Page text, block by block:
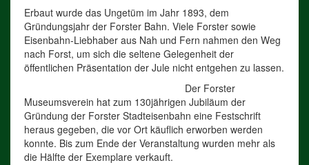
Erbaut wurde das Ungetüm im Jahr 1893, dem
Gründungsjahr der Forster Bahn. Viele Forster sowie
Eisenbahn-Liebhaber aus Nah und Fern nahmen den Weg
nach Forst, um sich die seltene Gelegenheit der
öffentlichen Präsentation der Jule nicht entgehen zu lassen.
Der Forster
Museumsverein hat zum 130jährigen Jubiläum der
Gründung der Forster Stadteisenbahn eine Festschrift
heraus gegeben, die vor Ort käuflich erworben werden
konnte. Bis zum Ende der Veranstaltung wurden mehr als
die Hälfte der Exemplare verkauft.